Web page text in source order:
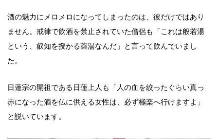
酒の魅力にメロメロになってしまったのは、彼だけではあり
ません。戒律で飲酒を禁止されていた僧侶も「これは般若湯
という、叡知を授かる薬湯なんだ」と言って飲んでいまし
た。
日蓮宗の開祖である日蓮上人も「人の血を絞ったぐらい真っ
赤になった酒を仏に供える女性は、必ず極楽へ行けますよ」
と説いています。